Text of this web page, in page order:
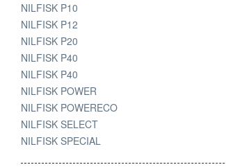
NILFISK P10
NILFISK P12
NILFISK P20
NILFISK P40
NILFISK P40
NILFISK POWER
NILFISK POWERECO
NILFISK SELECT
NILFISK SPECIAL